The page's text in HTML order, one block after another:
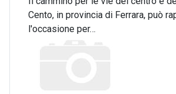
Cento, in provincia di Ferrara, può
l'occasione per…